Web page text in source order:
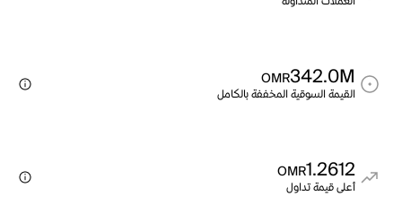
342.0M
OMR
القيمة السوقية المخففة بالكامل
1.2612
OMR
أعلى قيمة تداول